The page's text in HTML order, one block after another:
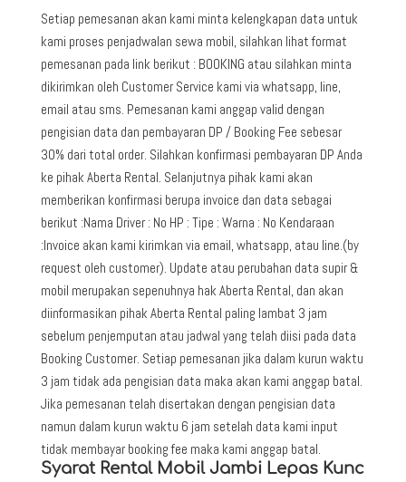
Setiap pemesanan akan kami minta kelengkapan data untuk
kami proses penjadwalan sewa mobil, silahkan lihat format
pemesanan pada link berikut : BOOKING atau silahkan minta
dikirimkan oleh Customer Service kami via whatsapp, line,
email atau sms. Pemesanan kami anggap valid dengan
pengisian data dan pembayaran DP / Booking Fee sebesar
30% dari total order. Silahkan konfirmasi pembayaran DP Anda
ke pihak Aberta Rental. Selanjutnya pihak kami akan
memberikan konfirmasi berupa invoice dan data sebagai
berikut :Nama Driver : No HP : Tipe : Warna : No Kendaraan
:Invoice akan kami kirimkan via email, whatsapp, atau line.(by
request oleh customer). Update atau perubahan data supir &
mobil merupakan sepenuhnya hak Aberta Rental, dan akan
diinformasikan pihak Aberta Rental paling lambat 3 jam
sebelum penjemputan atau jadwal yang telah diisi pada data
Booking Customer. Setiap pemesanan jika dalam kurun waktu
3 jam tidak ada pengisian data maka akan kami anggap batal.
Jika pemesanan telah disertakan dengan pengisian data
namun dalam kurun waktu 6 jam setelah data kami input
tidak membayar booking fee maka kami anggap batal.
Syarat Rental Mobil Jambi Lepas Kunc